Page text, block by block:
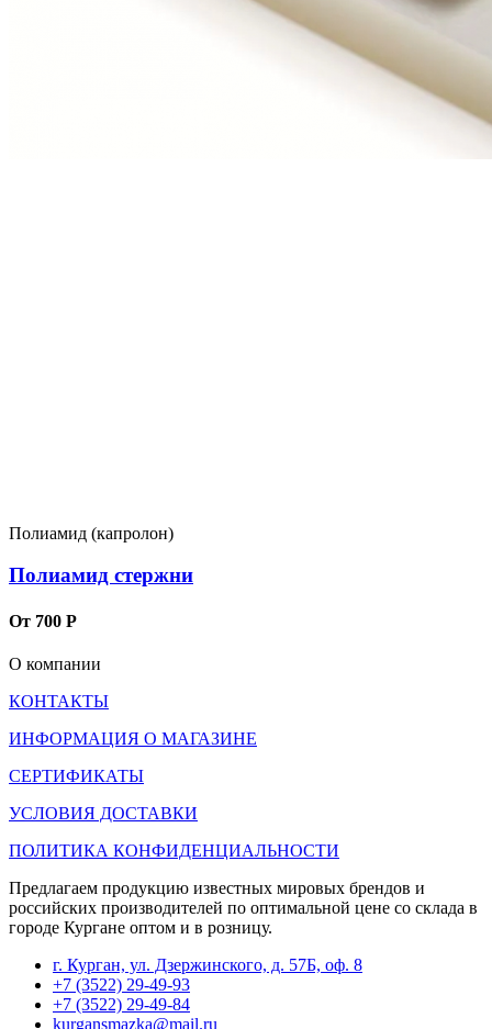
Полиамид (капролон)
Полиамид стержни
От 700 Р
О компании
КОНТАКТЫ
ИНФОРМАЦИЯ О МАГАЗИНЕ
СЕРТИФИКАТЫ
УСЛОВИЯ ДОСТАВКИ
ПОЛИТИКА КОНФИДЕНЦИАЛЬНОСТИ
Предлагаем продукцию известных мировых брендов и
российских производителей по оптимальной цене со склада в
городе Кургане оптом и в розницу.
г. Курган, ул. Дзержинского, д. 57Б, оф. 8
+7 (3522) 29-49-93
+7 (3522) 29-49-84
kurgansmazka@mail.ru